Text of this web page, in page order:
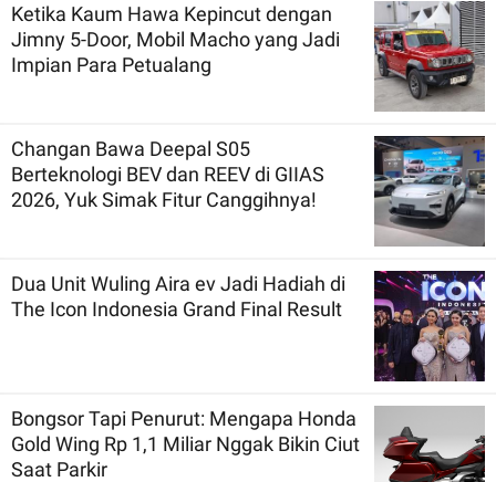
Ketika Kaum Hawa Kepincut dengan
Jimny 5-Door, Mobil Macho yang Jadi
Impian Para Petualang
Changan Bawa Deepal S05
Berteknologi BEV dan REEV di GIIAS
2026, Yuk Simak Fitur Canggihnya!
Dua Unit Wuling Aira ev Jadi Hadiah di
The Icon Indonesia Grand Final Result
Bongsor Tapi Penurut: Mengapa Honda
Gold Wing Rp 1,1 Miliar Nggak Bikin Ciut
Saat Parkir